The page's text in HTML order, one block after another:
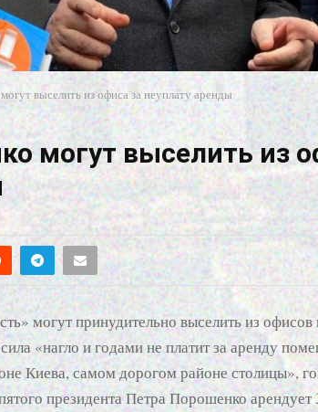
выселить из офиса за неуплату аренды
могут выселить из
могут принудительно выселить из офисов
«нагло и годами не платит за аренду
Киева, самом дорогом районе столицы»,
президента Петра Порошенко арендует